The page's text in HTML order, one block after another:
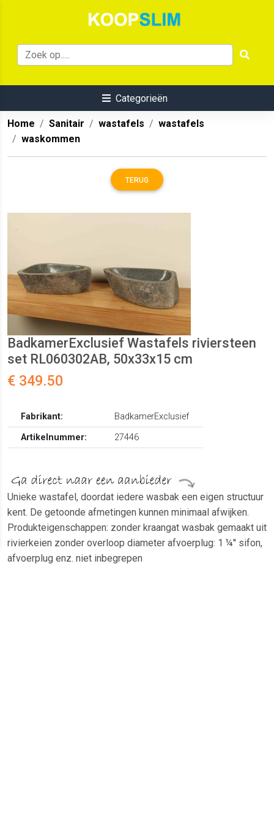
Categorieën
Home Sanitair wastafels
wastafels
waskommen
TERUG
BadkamerExclusief Wastafels riviersteen
set RL060302AB, 50x33x15 cm
€ 349.50
Fabrikant:
BadkamerExclusief
Artikelnummer:
27446
Unieke wastafel, doordat iedere wasbak een eigen structuur
kent. De getoonde afmetingen kunnen minimaal afwijken.
Produkteigenschappen: zonder kraangat wasbak gemaakt uit
rivierkeien zonder overloop diameter afvoerplug: 1 ¼'' sifon,
afvoerplug enz. niet inbegrepen